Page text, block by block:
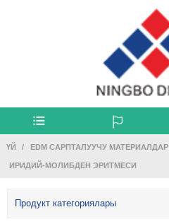
ҮЙ EDM САРПТАЛУУЧУ МАТЕРИАЛДАР
ИРИДИЙ-МОЛИБДЕН ЭРИТМЕСИ
Продукт категориялары